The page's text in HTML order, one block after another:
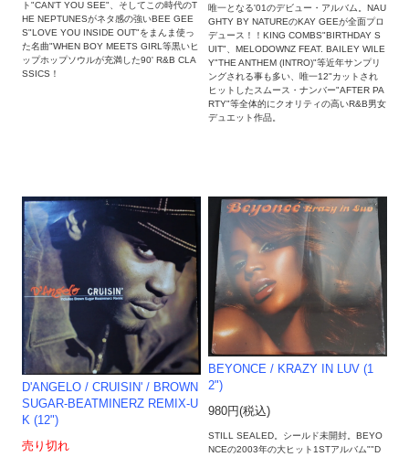
ト"CAN'T YOU SEE"、そしてこの時代のT
HE NEPTUNESがネタ感の強いBEE GEE
S"LOVE YOU INSIDE OUT"をまんま使っ
た名曲"WHEN BOY MEETS GIRL等黒いヒ
ップホップソウルが充満した90' R&B CLA
SSICS！
唯一となる'01のデビュー・アルバム。NAU
GHTY BY NATUREのKAY GEEが全面プロ
デュース！！KING COMBS"BIRTHDAY S
UIT"、MELODOWNZ FEAT. BAILEY WILE
Y"THE ANTHEM (INTRO)"等近年サンプリ
ングされる事も多い、唯一12"カットされ
ヒットしたスムース・ナンバー"AFTER PA
RTY"等全体的にクオリティの高いR&B男女
デュエット作品。
D'ANGELO / CRUISIN' / BROWN
SUGAR-BEATMINERZ REMIX-U
K (12")
売り切れ
BEYONCE / KRAZY IN LUV (1
2")
980円(税込)
STILL SEALED。シールド未開封。BEYO
NCEの2003年の大ヒット1STアルバム""D